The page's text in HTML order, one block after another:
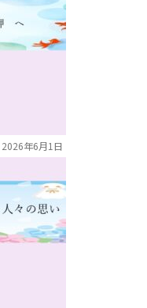
2026年6月1日